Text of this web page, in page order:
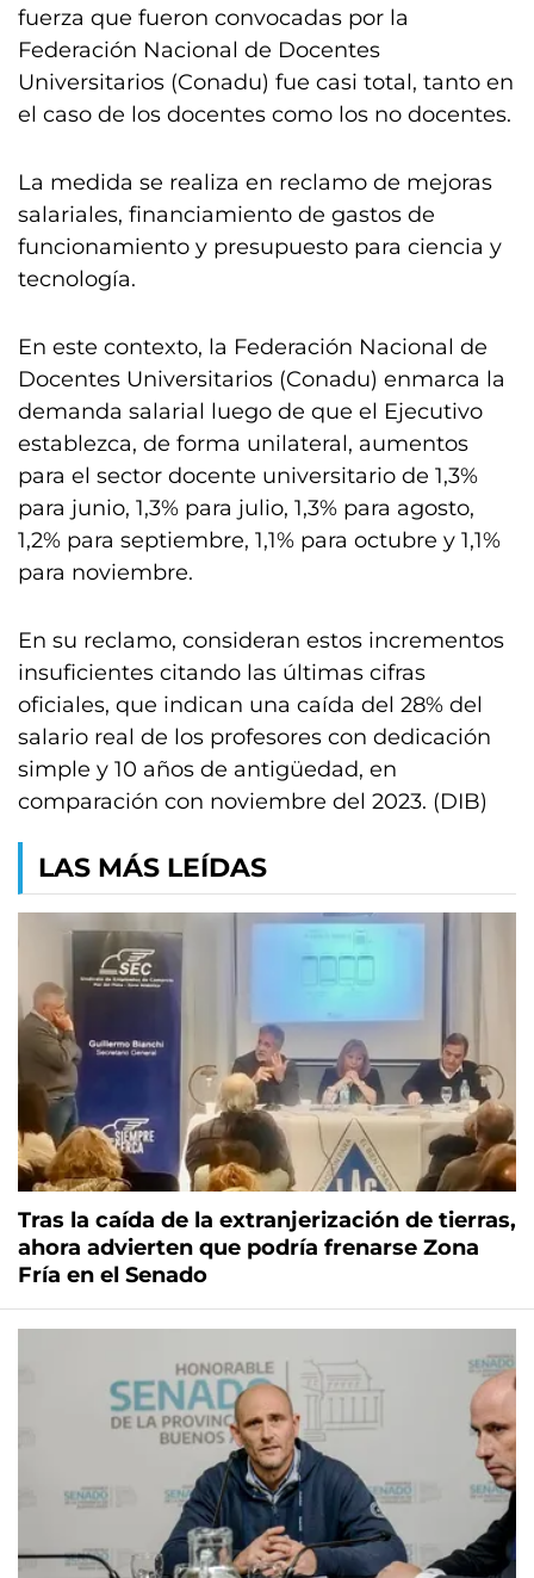
fuerza que fueron convocadas por la
Federación Nacional de Docentes
Universitarios (Conadu) fue casi total, tanto en
el caso de los docentes como los no docentes.
La medida se realiza en reclamo de mejoras
salariales, financiamiento de gastos de
funcionamiento y presupuesto para ciencia y
tecnología.
En este contexto, la Federación Nacional de
Docentes Universitarios (Conadu) enmarca la
demanda salarial luego de que el Ejecutivo
establezca, de forma unilateral, aumentos
para el sector docente universitario de 1,3%
para junio, 1,3% para julio, 1,3% para agosto,
1,2% para septiembre, 1,1% para octubre y 1,1%
para noviembre.
En su reclamo, consideran estos incrementos
insuficientes citando las últimas cifras
oficiales, que indican una caída del 28% del
salario real de los profesores con dedicación
simple y 10 años de antigüedad, en
comparación con noviembre del 2023. (DIB)
LAS MÁS LEÍDAS
Tras la caída de la extranjerización de tierras,
ahora advierten que podría frenarse Zona
Fría en el Senado